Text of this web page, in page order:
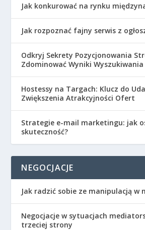
Jak konkurować na rynku
Jak rozpoznać fajny serwis z
Odkryj Sekrety Pozycjonowania
Zdominować Wyniki Wyszukiwania
Hostessy na Targach: Klucz do
Zwiększenia Atrakcyjności Ofert
Strategie e-mail marketingu: jak
skuteczność?
NEGOCJACJE
Jak radzić sobie ze manipulacją w
Negocjacje w sytuacjach
trzeciej strony